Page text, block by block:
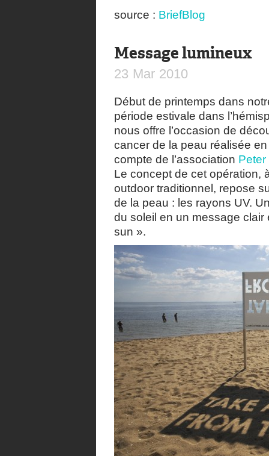
source : BriefBlog
Message lumineux
23 Mar 2010
Début de printemps dans
période estivale dans
nous offre l’occasion de
cancer de la peau réalisée
compte de l’association Peter
Le concept de cet opération,
outdoor traditionnel, repose
de la peau : les rayons UV.
du soleil en un message clair
sun ».